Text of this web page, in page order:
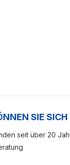
SIE
seit über 20